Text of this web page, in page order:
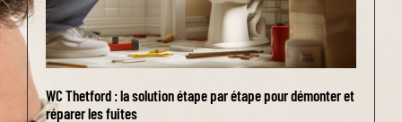
WC Thetford : la solution étape par étape pour démonter et
réparer les fuites